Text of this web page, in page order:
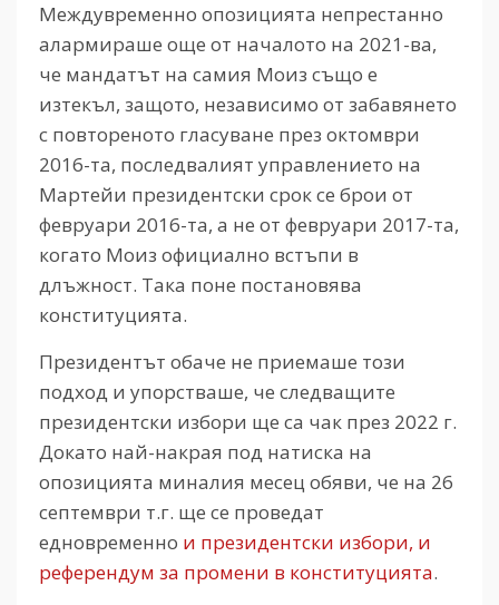
Междувременно опозицията непрестанно
алармираше още от началото на 2021-ва,
че мандатът на самия Моиз също е
изтекъл, защото, независимо от забавянето
с повтореното гласуване през октомври
2016-та, последвалият управлението на
Мартейи президентски срок се брои от
февруари 2016-та, а не от февруари 2017-та,
когато Моиз официално встъпи в
длъжност. Така поне постановява
конституцията.
Президентът обаче не приемаше този
подход и упорстваше, че следващите
президентски избори ще са чак през 2022 г.
Докато най-накрая под натиска на
опозицията миналия месец обяви, че на 26
септември т.г. ще се проведат
едновременно и президентски избори, и
референдум за промени в конституцията.